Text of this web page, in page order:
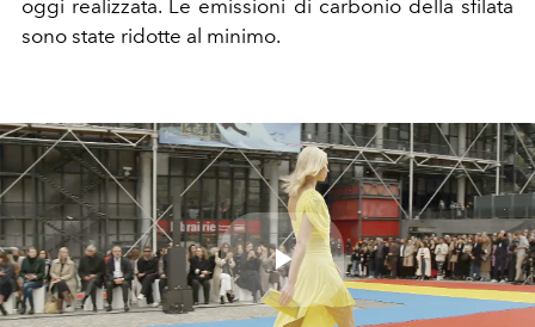
oggi realizzata. Le emissioni di carbonio della sfilata
sono state ridotte al minimo.
Play